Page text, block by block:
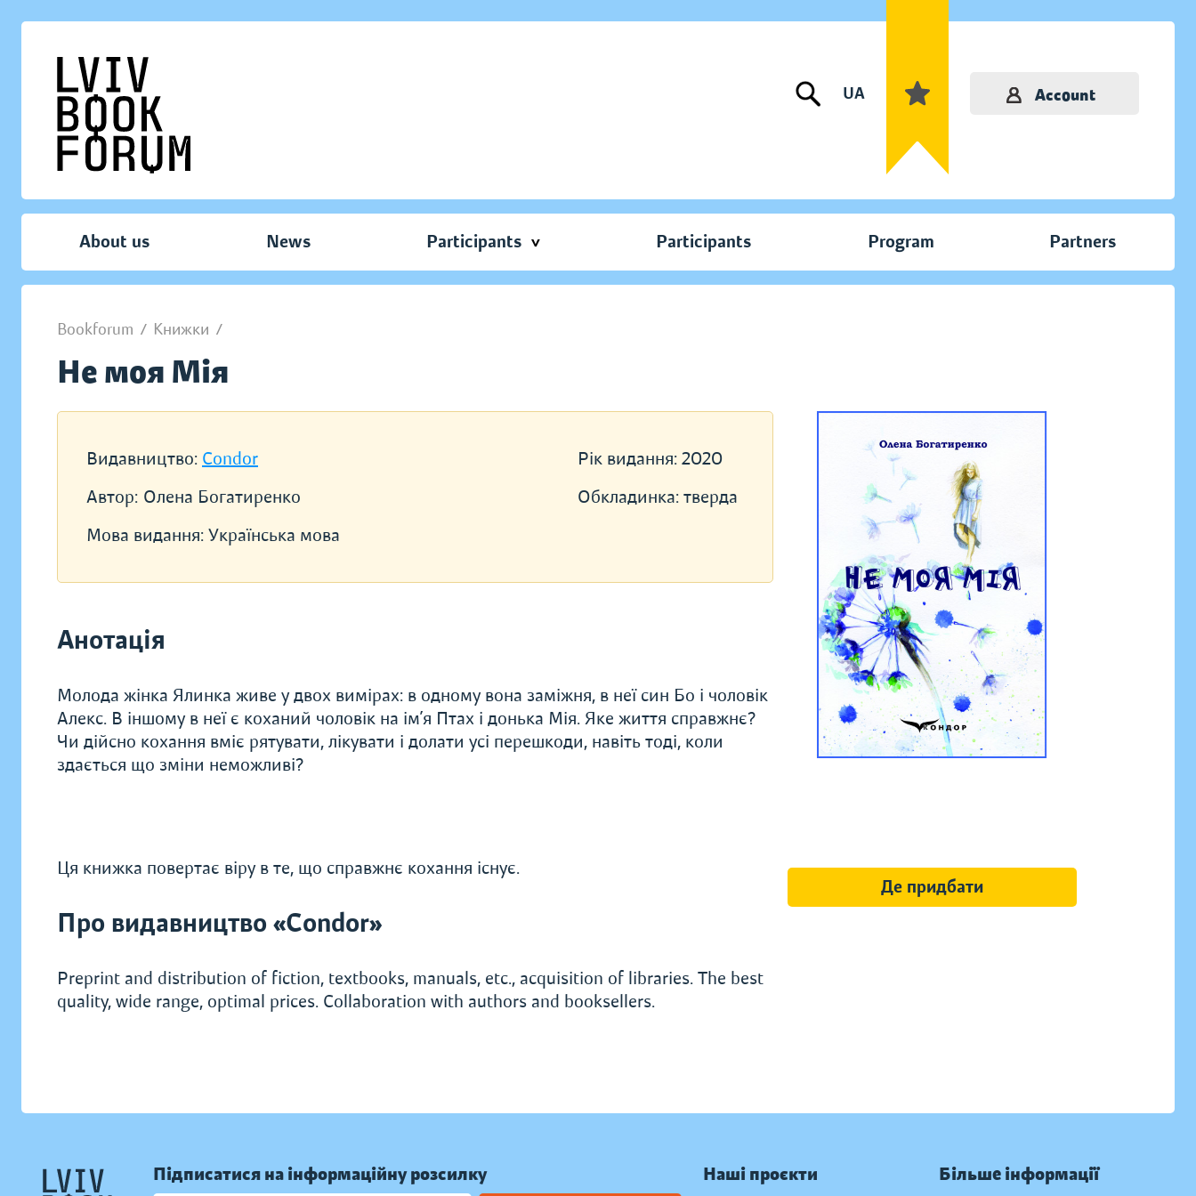
UA Account
About us News Participants Participants Program Partners
Bookforum / Книжки /
Не моя Мія
Видавництво: Condor
Автор: Олена Богатиренко
Мова видання: Українська мова
Рік видання: 2020
Обкладинка: тверда
Анотація
Молода жінка Ялинка живе у двох вимірах: в одному вона заміжня, в неї син Бо і чоловік
Алекс. В іншому в неї є коханий чоловік на ім’я Птах і донька Мія. Яке життя справжнє?
Чи дійсно кохання вміє рятувати, лікувати і долати усі перешкоди, навіть тоді, коли
здається що зміни неможливі?
Ця книжка повертає віру в те, що справжнє кохання існує.
Про видавництво «Condor»
Preprint and distribution of fiction, textbooks, manuals, etc., acquisition of libraries. The best
quality, wide range, optimal prices. Collaboration with authors and booksellers.
Де придбати
Підписатися на інформаційну розсилку Наші проєкти Більше інформації